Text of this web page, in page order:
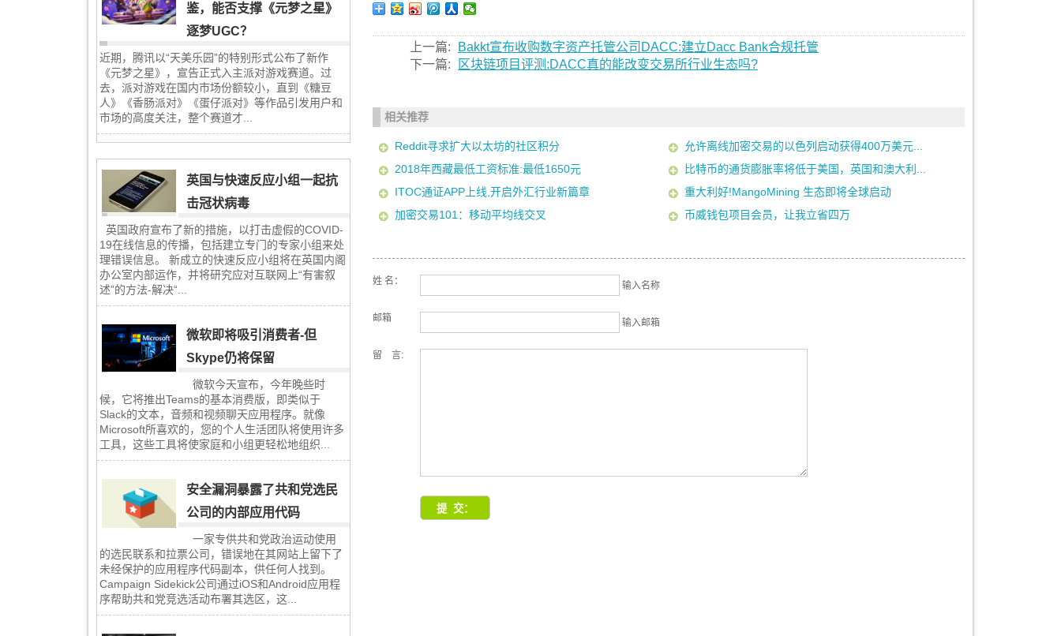
鉴，能否支撑《元梦之星》
逐梦UGC？
近期，腾讯以“天美乐园”的特别形式公布了新作
《元梦之星》，宣告正式入主派对游戏赛道。过
去，派对游戏在国内市场份额较小，直到《糖豆
人》《香肠派对》《蛋仔派对》等作品引发用户和
市场的高度关注，整个赛道才...
英国与快速反应小组一起抗
击冠状病毒
英国政府宣布了新的措施，以打击虚假的COVID-
19在线信息的传播，包括建立专门的专家小组来处
理错误信息。 新成立的快速反应小组将在英国内阁
办公室内部运作，并将研究应对互联网上“有害叙
述”的方法-解决“...
微软即将吸引消费者-但
Skype仍将保留
微软今天宣布，今年晚些时
候，它将推出Teams的基本消费版，即类似于
Slack的文本，音频和视频聊天应用程序。就像
Microsoft所喜欢的，您的个人生活团队将使用许多
工具，这些工具将使家庭和小组更轻松地组织...
安全漏洞暴露了共和党选民
公司的内部应用代码
一家专供共和党政治运动使用
的选民联系和拉票公司，错误地在其网站上留下了
未经保护的应用程序代码副本，供任何人找到。
Campaign Sidekick公司通过iOS和Android应用程
序帮助共和党竞选活动布署其选区，这...
上一篇:
Bakkt宣布收购数字资产托管公司DACC:建立Dacc Bank合规托管
下一篇:
区块链项目评测:DACC真的能改变交易所行业生态吗?
相关推荐
Reddit寻求扩大以太坊的社区积分
允许离线加密交易的以色列启动获得400万美元...
2018年西藏最低工资标准:最低1650元
比特币的通货膨胀率将低于美国，英国和澳大利...
ITOC通证APP上线,开启外汇行业新篇章
重大利好!MangoMining 生态即将全球启动
加密交易101：移动平均线交叉
币威钱包项目会员，让我立省四万
姓 名： 输入名称
邮箱 输入邮箱
留 言: